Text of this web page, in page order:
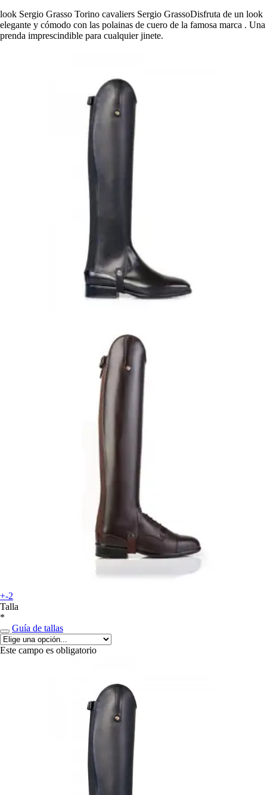
look Sergio Grasso Torino cavaliers Sergio GrassoDisfruta de un look
elegante y cómodo con las polainas de cuero de la famosa marca . Una
prenda imprescindible para cualquier jinete.
+-2
Talla
*
Guía de tallas
Este campo es obligatorio